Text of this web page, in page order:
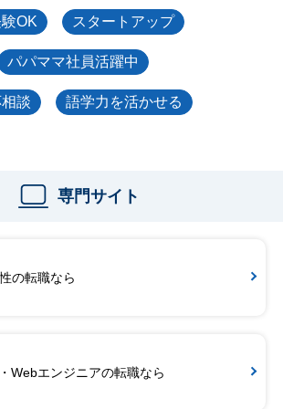
OK スタートアップ
パパママ社員活躍中
談 語学力を活かせる
専門サイト
の転職なら
Webエンジニアの転職なら